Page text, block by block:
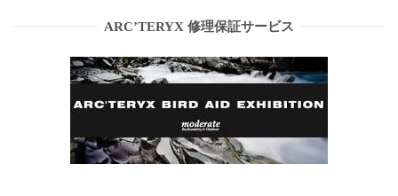
ARC’TERYX 修理保証サービス